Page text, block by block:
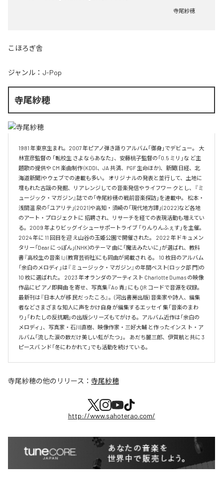
寺尾紗穂
こほろぎ舎
ジャンル： J-Pop
寺尾紗穂
1981 年東京生まれ。2007 年ピアノ弾き語りアルバム「御身」でデビュー。 大
林宣彦監督の 「転校生 さよならあなた」、安藤桃子監督の「0.5 ミリ」な ど主
題歌の提供や CM 楽曲制作 (KDDI、JA 共済、PGF 生命ほか)、新聞(日経、北
海道新聞)やウェブでの連載も多い。 オリジ ナルの発表と並行して、土地に
埋もれた古謡の発掘、リアレンジしての音楽発信やライフワー クとし、『ミ
ュージック・マガジン』誌での「寺尾紗穂の戦前音楽探訪」を連載中。 松本・
浅間温 泉の「ユアリテ」(2021)や高知・須崎の「現代地方譚」(2022)など各地
のアート・プロジェクトに 招聘され、リサーチを経ての表現活動も増えてい
る。2009 年よりビッグイシューサポートライブ 「りんりんふぇす」を主催。
2024 年に 11 回目を迎 え山谷の玉姫公園で開催された。 2022 年ドキュメン
タリー「Dear にっぽん」(NHK)のテーマ 曲に「魔法みたいに」が選ばれ、教科
書『高校生の音楽 I』(教育芸術社)にも同曲が掲載され る。 10 枚目のアルバム
「余白のメロディ」は『ミュージック・マガジン』の年間ベスト(ロック部 門)の
10 枚に選ばれた。 2023 年オランダのアーティスト Charlotte Dumas の映像
作品にピ アノ即興曲 を寄せ、写真集『Ao 青』にも QR コードで音源を収録。
最新刊は『日本人が移 民だったころ』。(河出書房出版) 音楽家や詩人、編集
者などさまざまな知人に声をかけ自身 が編集するエッセイ 集「音楽のまわ
り」「わたしの反抗期」の出版シリーズもてがける。アルバム近作は「余白の
メロディ」、写真家・石川直樹、映像作家・三好大輔 と作ったインス ト・ア
ルバム「流した涙の数だけ美しい虹がたつ」。 あだち麗三郎、伊賀航と共に 3
ピースバ ンド「冬にわかれて」でも活動を続けている。
寺尾紗穂の他のリリース： 寺尾紗穂
http://www.sahoterao.com/